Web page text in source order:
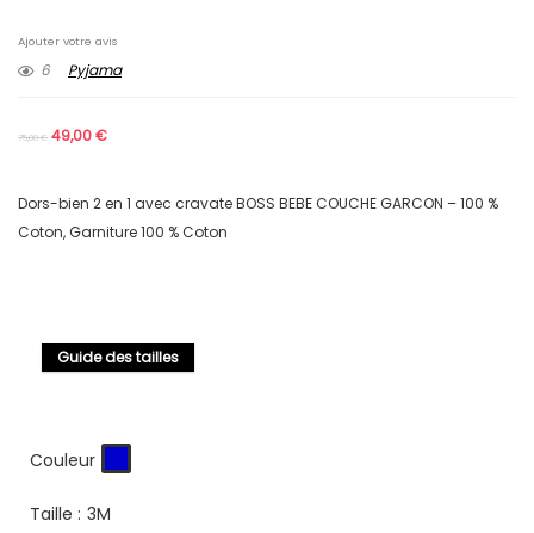
Ajouter votre avis
6 Pyjama
75,00€ 49,00€
Dors-bien 2 en 1 avec cravate BOSS BEBE COUCHE GARCON – 100 %
Coton, Garniture 100 % Coton
Guide des tailles
Couleur
Taille : 3M